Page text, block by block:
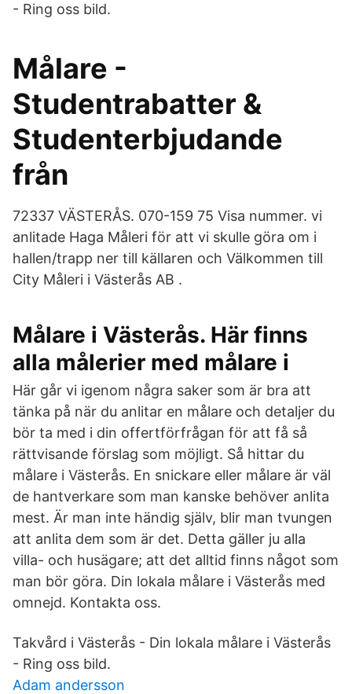
- Ring oss bild.
Målare -
Studentrabatter &
Studenterbjudande
från
72337 VÄSTERÅS. 070-159 75 Visa nummer. vi
anlitade Haga Måleri för att vi skulle göra om i
hallen/trapp ner till källaren och Välkommen till
City Måleri i Västerås AB .
Målare i Västerås. Här finns
alla målerier med målare i
Här går vi igenom några saker som är bra att
tänka på när du anlitar en målare och detaljer du
bör ta med i din offertförfrågan för att få så
rättvisande förslag som möjligt. Så hittar du
målare i Västerås. En snickare eller målare är väl
de hantverkare som man kanske behöver anlita
mest. Är man inte händig själv, blir man tvungen
att anlita dem som är det. Detta gäller ju alla
villa- och husägare; att det alltid finns något som
man bör göra. Din lokala målare i Västerås med
omnejd. Kontakta oss.
Takvård i Västerås - Din lokala målare i Västerås
- Ring oss bild.
Adam andersson